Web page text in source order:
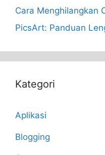
Cara Menghilangkan
PicsArt: Panduan
Kategori
Aplikasi
Blogging